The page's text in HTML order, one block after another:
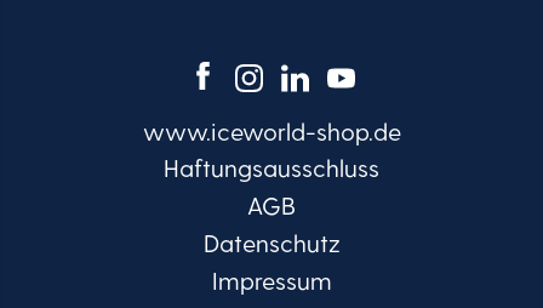
www.iceworld-shop.de
Haftungsausschluss
AGB
Datenschutz
Impressum